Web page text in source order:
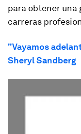
para obtener una
carreras
"Vayamos
Sheryl Sandberg